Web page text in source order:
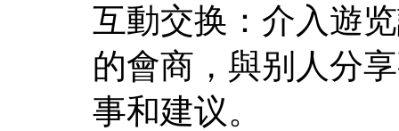
互動交换：介入遊
的會商，與别人分
事和建议。